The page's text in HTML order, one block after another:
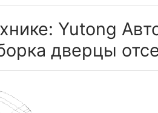
Yutong
дверцы